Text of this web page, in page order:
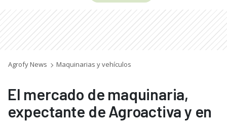
Agrofy News Maquinarias y vehículos
El mercado de maquinaria,
expectante de Agroactiva y en